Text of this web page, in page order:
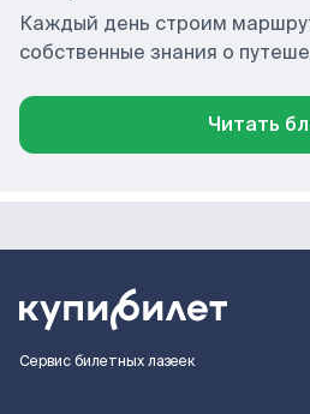
Каждый день строим
собственные знания о
Читать
Сервис билетных лазеек